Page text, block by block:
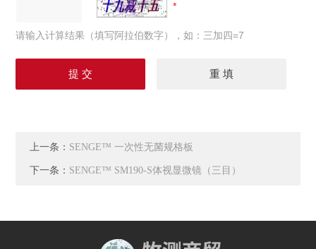
请输入计算结果（填写阿拉伯数字），如：三加四=7
上一条： SENGE™ 一次性无菌规格板
下一条： SENGE™ SM190-S体视显微镜（三目）